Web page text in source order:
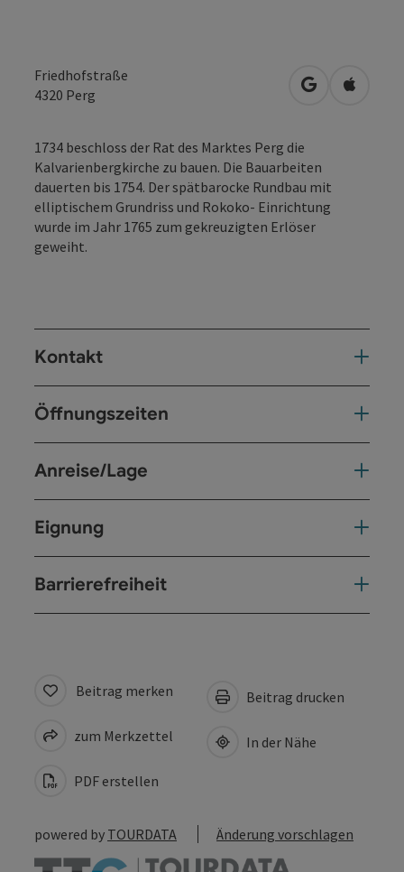
Friedhofstraße
4320 Perg in Google
in
1734 beschloss der Rat des Marktes Perg die
Kalvarienbergkirche zu bauen. Die Bauarbeiten
dauerten bis 1754. Der spätbarocke Rundbau mit
elliptischem Grundriss und Rokoko- Einrichtung
wurde im Jahr 1765 zum gekreuzigten Erlöser
geweiht.
Kontakt
Öffnungszeiten
Anreise/Lage
Eignung
Barrierefreiheit
Beitrag merken
zum Merkzettel
PDF erstellen
Beitrag drucken
In der Nähe
powered by TOURDATA Änderung vorschlagen